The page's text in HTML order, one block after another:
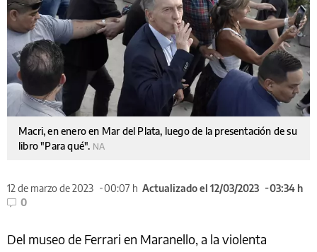
Macri, en enero en Mar del Plata, luego de la presentación de su
libro "Para qué". NA
12 de marzo de 2023 00:07 h Actualizado el 12/03/2023
03:34 h
0
Del museo de Ferrari en Maranello, a la violenta